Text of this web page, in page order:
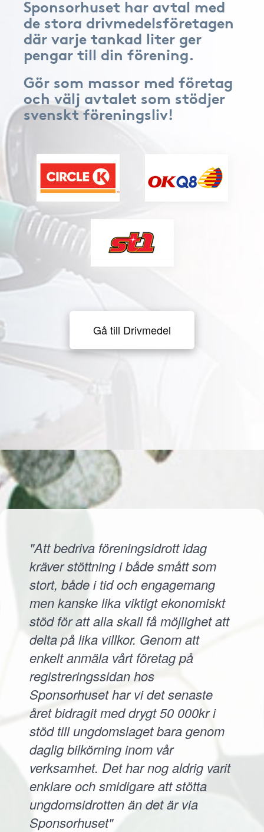
Sponsorhuset har avtal med
de stora drivmedelsföretagen
där varje tankad liter ger
pengar till din förening.
Gör som massor med företag
och välj avtalet som stödjer
svenskt föreningsliv!
Gå till Drivmedel
"Att bedriva föreningsidrott idag
kräver stöttning i både smått som
stort, både i tid och engagemang
men kanske lika viktigt ekonomiskt
stöd för att alla skall få möjlighet att
delta på lika villkor. Genom att
enkelt anmäla vårt företag på
registreringssidan hos
Sponsorhuset har vi det senaste
året bidragit med drygt 50 000kr i
stöd till ungdomslaget bara genom
daglig bilkörning inom vår
verksamhet. Det har nog aldrig varit
enklare och smidigare att stötta
ungdomsidrotten än det är via
Sponsorhuset"